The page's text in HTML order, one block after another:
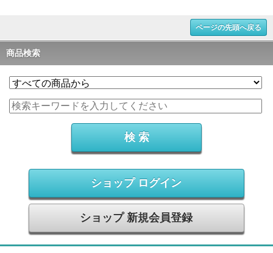
ページの先頭へ戻る
商品検索
ショップ ログイン
ショップ 新規会員登録